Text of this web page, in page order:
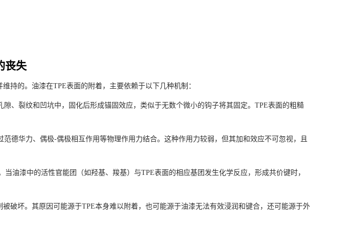
丧失
持的。油漆在TPE表面的附着，主要依赖于以下几种机制：
隙、裂纹和凹坑中，固化后形成锚固效应，类似于无数个微小的钩子将其固定。TPE表面的粗糙
范德华力、偶极-偶极相互作用等物理作用力结合。这种作用力较弱，但其加和效应不可忽视，且
当油漆中的活性官能团（如羟基、羧基）与TPE表面的相应基团发生化学反应，形成共价键时，
破坏。其原因可能源于TPE本身难以附着，也可能源于油漆无法有效浸润和键合，还可能源于外